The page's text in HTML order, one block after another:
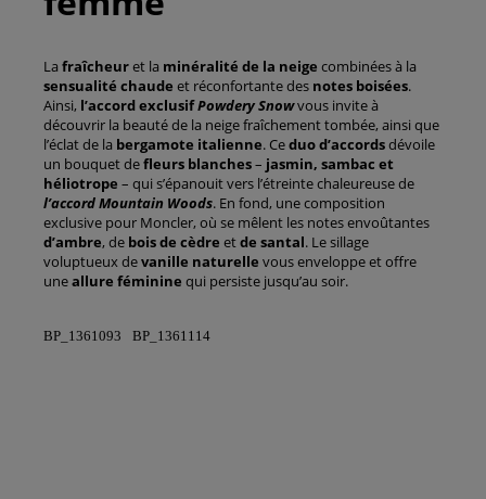
La fraîcheuret la minéralité de la neige combinées à la
sensualité chaude et réconfortante des notes boisées.
Ainsi, l’accord exclusifPowderySnowvous invite à
découvrir la beauté de la neige fraîchement tombée, ainsi que
l’éclat de la bergamote italienne. Ceduo d’accordsdévoile
un bouquet defleurs blanches– jasmin, sambac et
héliotrope – qui s’épanouit vers l’étreinte chaleureuse de
l’accord Mountain Woods. En fond, une composition
exclusive pour Moncler, où se mêlent les notes envoûtantes
d’ambre, de boisde cèdre etde santal. Le sillage
voluptueux devanille naturelle vous enveloppe et offre
uneallure féminine qui persiste jusqu’au soir.
BP_1361093 BP_1361114